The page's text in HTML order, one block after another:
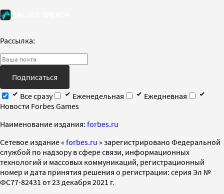
Рассылка:
Подписаться
Все сразу
Еженедельная
Ежедневная
Новости Forbes Games
Наименование издания: forbes.ru
Cетевое издание « forbes.ru » зарегистрировано Федеральной
службой по надзору в сфере связи, информационных
технологий и массовых коммуникаций, регистрационный
номер и дата принятия решения о регистрации: серия Эл №
ФС77-82431 от 23 декабря 2021 г.